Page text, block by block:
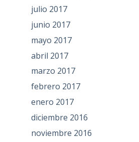
julio 2017
junio 2017
mayo 2017
abril 2017
marzo 2017
febrero 2017
enero 2017
diciembre 2016
noviembre 2016